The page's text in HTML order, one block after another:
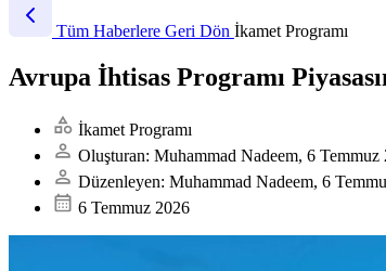
Tüm Haberlere Geri Dön İkamet Programı
Avrupa İhtisas Programı
İkamet Programı
Oluşturan: Muhammad Nadeem, 6 Temmuz
Düzenleyen: Muhammad Nadeem, 6
6 Temmuz 2026